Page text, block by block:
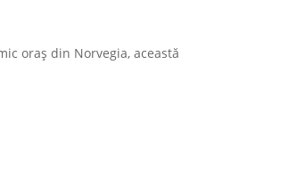
oraș din Norvegia, această